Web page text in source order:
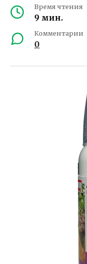
Время чтения
9 мин.
Комментарии
0